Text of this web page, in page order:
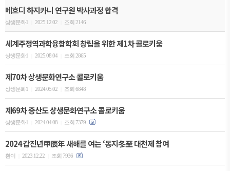
메흐디 하지카니 연구원 박사과정 합격
상생문화1 2025.12.02 조회 2146
세계주정역과학융합학회 창립을 위한 제1차 콜로키움
상생문화1 2025.08.04 조회 2865
제70차 상생문화연구소 콜로키움
상생문화1 2024.05.02 조회 6848
제69차 증산도 상생문화연구소 콜로키움
상생문화1 2024.04.08 조회 7379
2024 갑진년甲辰年 새해를 여는 ‘동지冬至 대천제 참여
환이 2023.12.22 조회 7936